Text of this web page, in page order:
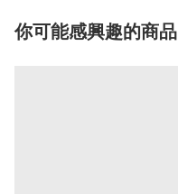
你可能感興趣的商品